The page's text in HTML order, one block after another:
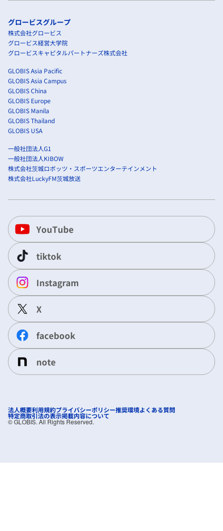
グロービスグループ
株式会社グロービス
グロービス経営大学院
グロービスキャピタルパートナーズ株式会社
GLOBIS Asia Pacific
GLOBIS Asia Campus
GLOBIS China
GLOBIS Europe
GLOBIS Manila
GLOBIS Thailand
GLOBIS USA
一般社団法人G1
一般社団法人KIBOW
株式会社茨城ロボッツ・スポーツエンターテインメント
株式会社LuckyFM茨城放送
YouTube
tiktok
Instagram
X
facebook
note
法人概要利用規約プライバシーポリシー推奨環境よくある質問
特定商取引法の表示掲載内容について
©︎ GLOBIS. All Rights Reserved.